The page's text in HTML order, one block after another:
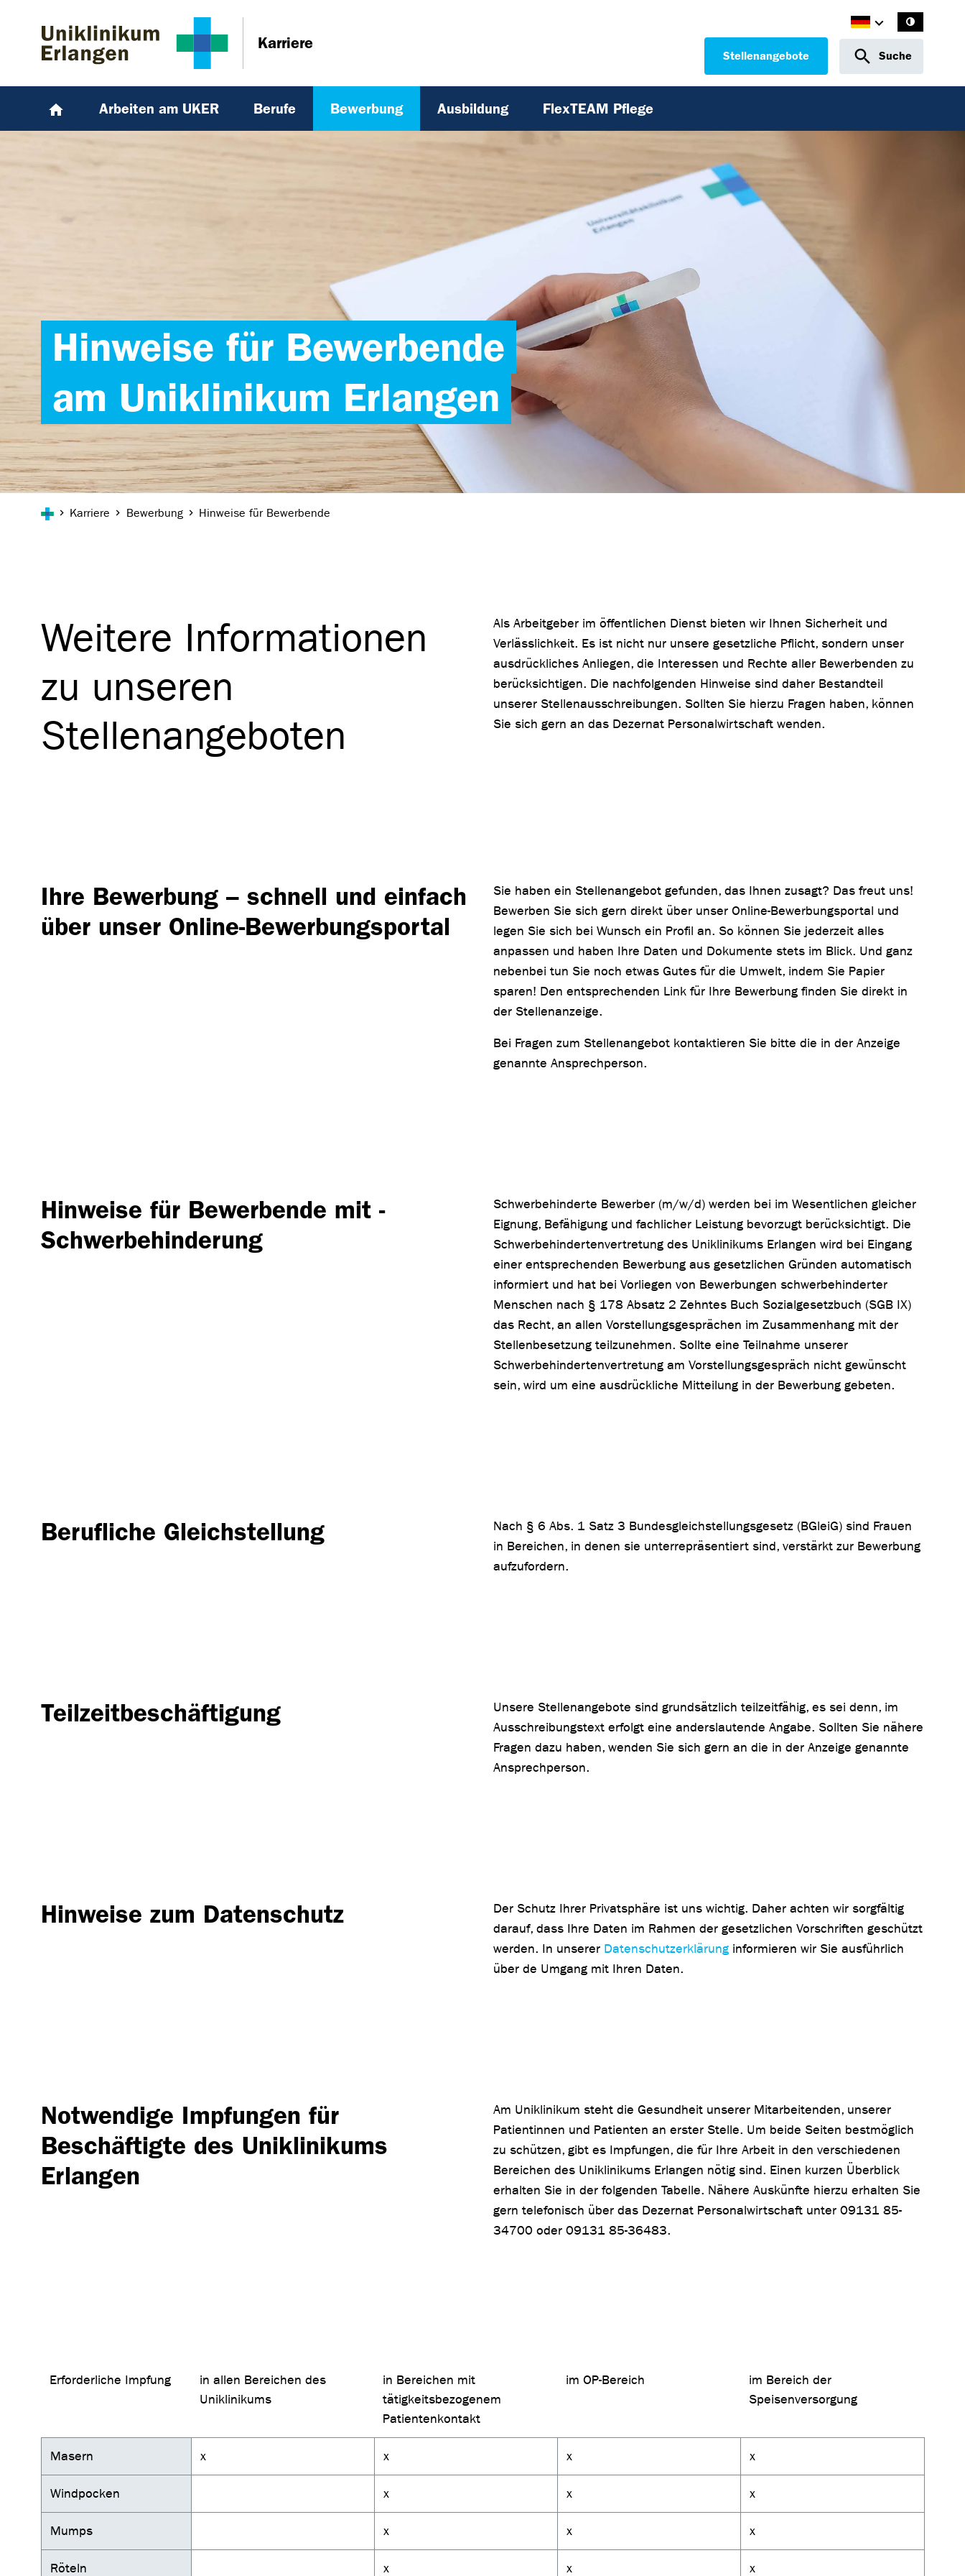
Karriere
Stellenangebote Suche
Arbeiten am UKER Berufe Bewerbung Ausbildung FlexTEAM Pflege
Hinweise für Bewerbende
am Uniklinikum Erlangen
Karriere Bewerbung Hinweise für Bewerbende
Weitere Informationen
zu unseren
Stellenangeboten
Als Arbeitgeber im öffentlichen Dienst bieten wir Ihnen Sicherheit und
Verlässlichkeit. Es ist nicht nur unsere gesetzliche Pflicht, sondern unser
ausdrückliches Anliegen, die Interessen und Rechte aller Bewerbenden zu
berücksichtigen. Die nachfolgenden Hinweise sind daher Bestandteil
unserer Stellenausschreibungen. Sollten Sie hierzu Fragen haben, können
Sie sich gern an das Dezernat Personalwirtschaft wenden.
Ihre Bewerbung – schnell und einfach
über unser Online-Bewerbungsportal
Sie haben ein Stellenangebot gefunden, das Ihnen zusagt? Das freut uns!
Bewerben Sie sich gern direkt über unser Online-Bewerbungsportal und
legen Sie sich bei Wunsch ein Profil an. So können Sie jederzeit alles
anpassen und haben Ihre Daten und Dokumente stets im Blick. Und ganz
nebenbei tun Sie noch etwas Gutes für die Umwelt, indem Sie Papier
sparen! Den entsprechenden Link für Ihre Bewerbung finden Sie direkt in
der Stellenanzeige.
Bei Fragen zum Stellenangebot kontaktieren Sie bitte die in der Anzeige
genannte Ansprechperson.
Hinweise für Bewerbende mit ­
Schwerbehinderung
Schwerbehinderte Bewerber (m/w/d) werden bei im Wesentlichen gleicher
Eignung, Befähigung und fachlicher Leistung bevorzugt berücksichtigt. Die
Schwerbehindertenvertretung des Uniklinikums Erlangen wird bei Eingang
einer entsprechenden Bewerbung aus gesetzlichen Gründen automatisch
informiert und hat bei Vorliegen von Bewerbungen schwerbehinderter
Menschen nach § 178 Absatz 2 Zehntes Buch Sozialgesetzbuch (SGB IX)
das Recht, an allen Vorstellungsgesprächen im Zusammenhang mit der
Stellenbesetzung teilzunehmen. Sollte eine Teilnahme unserer
Schwerbehindertenvertretung am Vorstellungsgespräch nicht gewünscht
sein, wird um eine ausdrückliche Mitteilung in der Bewerbung gebeten.
Berufliche Gleichstellung
Nach § 6 Abs. 1 Satz 3 Bundesgleichstellungsgesetz (BGleiG) sind Frauen
in Bereichen, in denen sie unterrepräsentiert sind, verstärkt zur Bewerbung
aufzufordern.
Teilzeitbeschäftigung
Unsere Stellenangebote sind grundsätzlich teilzeitfähig, es sei denn, im
Ausschreibungstext erfolgt eine anderslautende Angabe. Sollten Sie nähere
Fragen dazu haben, wenden Sie sich gern an die in der Anzeige genannte
Ansprechperson.
Hinweise zum Datenschutz
Der Schutz Ihrer Privatsphäre ist uns wichtig. Daher achten wir sorgfältig
darauf, dass Ihre Daten im Rahmen der gesetzlichen Vorschriften geschützt
werden. In unserer Datenschutzerklärung informieren wir Sie ausführlich
über de Umgang mit Ihren Daten.
Notwendige Impfungen für
Beschäftigte des Uniklinikums
Erlangen
Am Uniklinikum steht die Gesundheit unserer Mitarbeitenden, unserer
Patientinnen und Patienten an erster Stelle. Um beide Seiten bestmöglich
zu schützen, gibt es Impfungen, die für Ihre Arbeit in den verschiedenen
Bereichen des Uniklinikums Erlangen nötig sind. Einen kurzen Überblick
erhalten Sie in der folgenden Tabelle. Nähere Auskünfte hierzu erhalten Sie
gern telefonisch über das Dezernat Personalwirtschaft unter 09131 85-
34700 oder 09131 85-36483.
Erforderliche Impfung
in allen Bereichen des
Uniklinikums
in Bereichen mit
tätigkeitsbezogenem
Patientenkontakt
im OP-Bereich
im Bereich der
Speisenversorgung
Masern x x x x
Windpocken x x x
Mumps x x x
Röteln x x x